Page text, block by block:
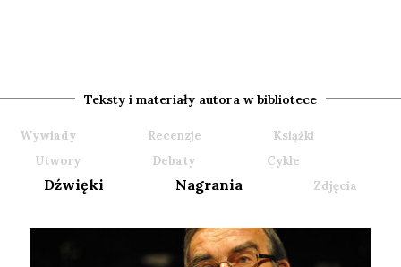
Teksty i materiały autora w bibliotece
Wywiady Recenzje
Książki
Utwory
Debaty Cykle
Dźwięki Nagrania Zdjęcia